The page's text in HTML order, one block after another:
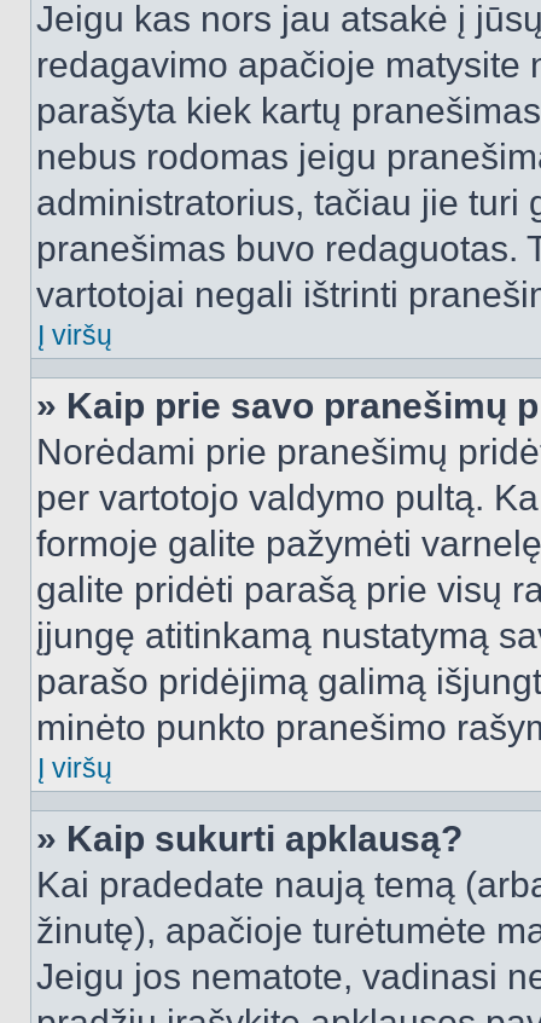
Jeigu kas nors jau atsakė į
redagavimo apačioje matysite
parašyta kiek kartų
nebus rodomas jeigu
administratorius, tačiau jie turi
pranešimas buvo redaguotas.
vartotojai negali ištrinti
Į viršų
» Kaip prie savo pranešimų
Norėdami prie pranešimų
per vartotojo valdymo pultą.
formoje galite pažymėti
galite pridėti parašą prie visų
įjungę atitinkamą nustatymą
parašo pridėjimą galimą
minėto punkto pranešimo
Į viršų
» Kaip sukurti apklausą?
Kai pradedate naują temą
žinutę), apačioje turėtumėte
Jeigu jos nematote, vadinasi